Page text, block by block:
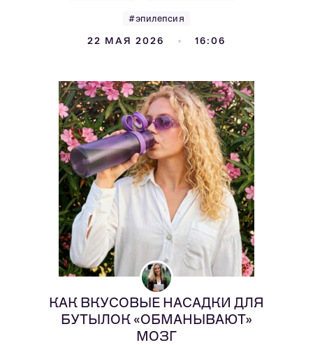
#эпилепсия
22 МАЯ 2026 16:06
КАК ВКУСОВЫЕ НАСАДКИ ДЛЯ
БУТЫЛОК «ОБМАНЫВАЮТ»
МОЗГ